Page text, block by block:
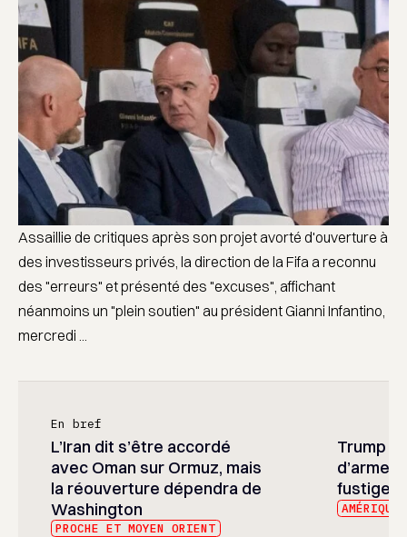
Assaillie de critiques après son projet avorté d'ouverture à
des investisseurs privés, la direction de la Fifa a reconnu
des "erreurs" et présenté des "excuses", affichant
néanmoins un "plein soutien" au président Gianni Infantino,
mercredi ...
En bref
L’Iran dit s’être accordé
avec Oman sur Ormuz, mais
la réouverture dépendra de
Washington
PROCHE ET MOYEN ORIENT
Trump
fustige
AMÉRIQUES